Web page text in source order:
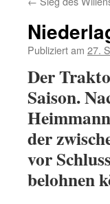
Inhalt
Publiziert am 27.
Der
Saison.
der
vor
belohnen